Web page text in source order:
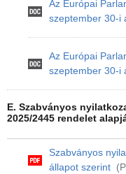
Az Európai
szeptember 30-i
Az Európai
szeptember 30-i
E. Szabványos
2025/2445 rendelet
Szabványos
állapot szerint